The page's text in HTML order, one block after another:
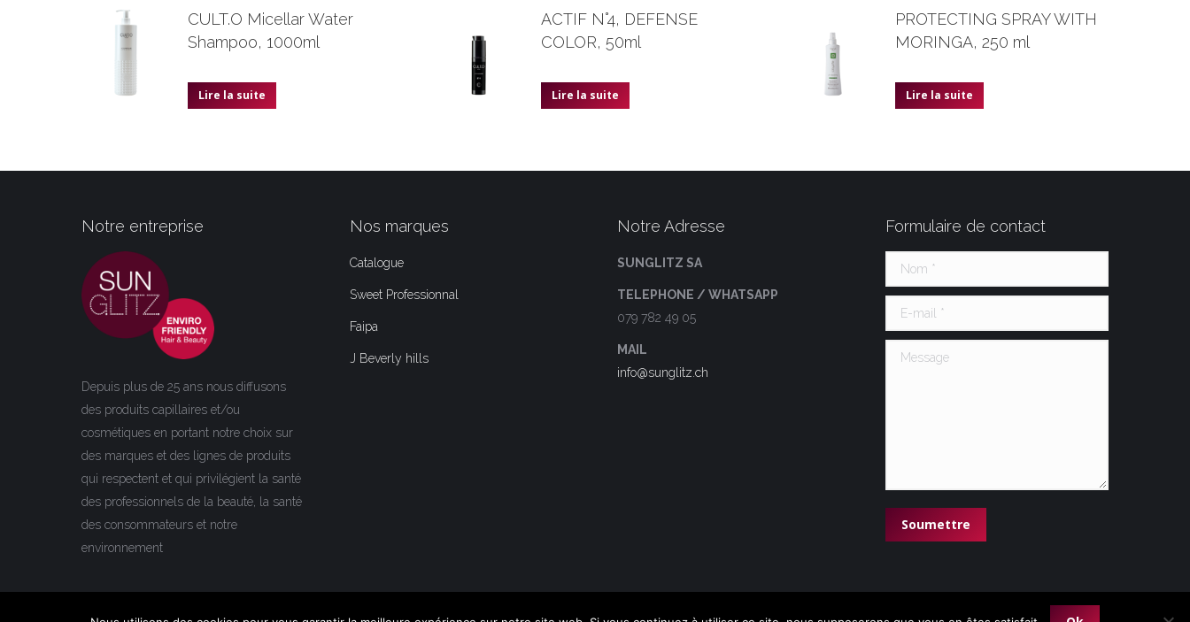
CULT.O Micellar Water
Shampoo, 1000ml
Lire la suite
ACTIF N°4, DEFENSE
COLOR, 50ml
Lire la suite
PROTECTING SPRAY WITH
MORINGA, 250 ml
Lire la suite
Notre entreprise
Depuis plus de 25 ans nous diffusons
des produits capillaires et/ou
cosmétiques en portant notre choix sur
des marques et des lignes de produits
qui respectent et qui privilégient la santé
des professionnels de la beauté, la santé
des consommateurs et notre
environnement
Nos marques
Catalogue
Sweet Professionnal
Faipa
J Beverly hills
Notre Adresse
SUNGLITZ SA
TELEPHONE / WHATSAPP
079 782 49 05
MAIL
info@sunglitz.ch
Formulaire de contact
Nom *
E-mail *
Message
Soumettre